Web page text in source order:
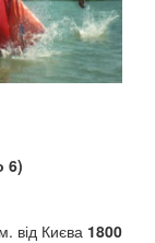
6)
від Києва 1800